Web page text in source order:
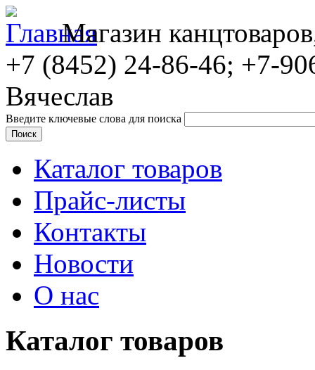
Магазин
+7 (8452) 24-86-46; +7-
Вячеслав
Введите ключевые слова для поиска
Каталог товаров
Прайс-листы
Контакты
Новости
О нас
Каталог товаров